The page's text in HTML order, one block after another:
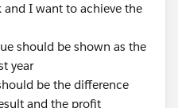
I want to achieve the
should be shown as the
year
be the difference
and the profit